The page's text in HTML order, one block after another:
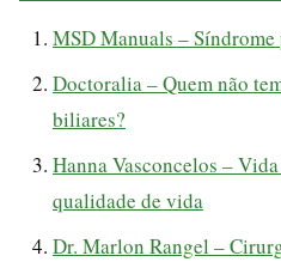
MSD Manuals –
Doctoralia – Quem não
biliares?
Hanna Vasconcelos –
qualidade de vida
Dr. Marlon Rangel –